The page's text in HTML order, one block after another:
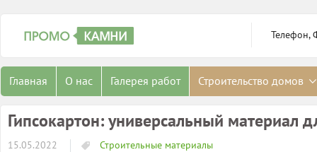
Телефон,
Главная О нас Галерея работ Строительство домов
Гипсокартон: универсальный материал
15.05.2022 Строительные материалы